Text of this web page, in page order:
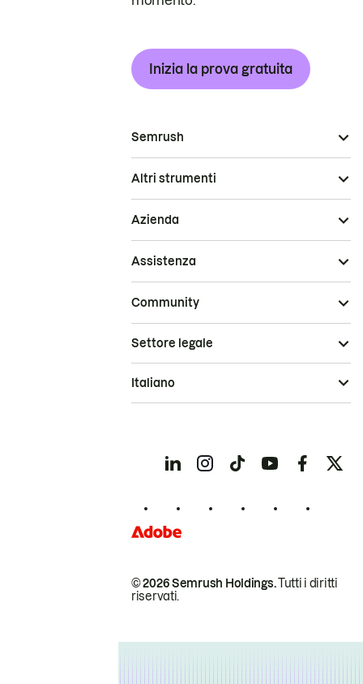
Inizia la prova gratuita
Semrush
Altri strumenti
Azienda
Assistenza
Community
© 2026 Semrush Holdings.Tutti i diritti
riservati.
Settore legale
Italiano